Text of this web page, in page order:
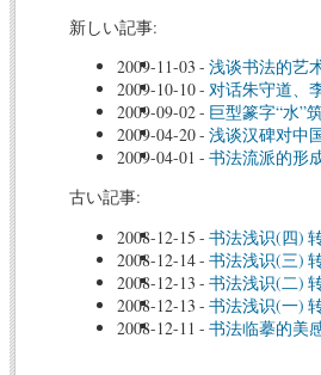
新しい記事:
2009-11-03 - 浅谈书法的艺
2009-10-10- 对话朱守道、
2009-09-02- 巨型篆字“水”
2009-04-20- 浅谈汉碑对中
2009-04-01 - 书法流派的形
古い記事:
2008-12-15 - 书法浅识(四)
2008-12-14- 书法浅识(三)
2008-12-13 - 书法浅识(二)
2008-12-13 - 书法浅识(一)
2008-12-11 - 书法临摹的美